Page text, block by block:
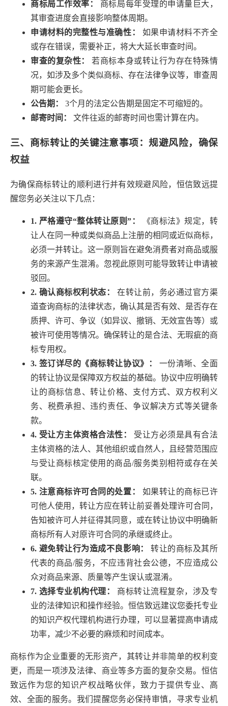
商标局工作效率：
商标局每年受理的申请量巨大，
其审查进度会直接影响整体周期。
申请材料的完整性与准确性：
如果申请材料不齐全
或存在错误，需要补正，将大大延长审查时间。
审查的复杂性：
若商标本身或转让行为存在特殊情
况，如涉及多个类似商标、存在法律争议等，审查周
期可能会更长。
公告期：
3个月的法定公告期是固定不可缩短的。
邮寄时间：
文件往返的邮寄时间也需计算在内。
三、商标转让的关键注意事项：规避风险，确保
权益
为确保商标转让的顺利进行并有效规避风险，恒信致远提
醒您务必关注以下几点：
1. 严格遵守“整体转让原则”：
《商标法》规定，转
让人在同一种或类似商品上注册的相同或近似商标，
必须一并转让。这一原则旨在避免消费者对商品或服
务的来源产生混淆。忽视此原则可能导致转让申请被
驳回。
2. 确认商标权利状态：
在转让前，务必通过官方渠
道查询商标的法律状态，确认其是否有效、是否存在
质押、许可、争议（如异议、撤销、无效宣告等）或
被许可使用等情况。确保转让的是合法、无瑕疵的商
标专用权。
3. 签订详尽的《商标转让协议》：
一份清晰、全面
的转让协议是保障双方权益的基础。协议中应明确转
让的商标信息、转让价格、支付方式、双方权利义
务、税费承担、违约责任、争议解决方式等关键条
款。
4. 受让方主体资格合法性：
受让方必须是具有合法
主体资格的法人、其他组织或自然人，且经营范围应
与受让商标核定使用的商品/服务类别相符或存在关
联。
5. 注意商标许可合同的处置：
如果转让的商标已许
可他人使用，转让方应在转让前妥善处理许可合同，
告知被许可人并征得其同意，或在转让协议中明确新
商标所有人对原许可合同的承继或终止。
6. 避免转让行为造成不良影响：
转让的商标及其所
代表的商品/服务，不应违背社会公德，不应造成公
众对商品来源、质量等产生误认或混淆。
7. 选择专业机构代理：
商标转让流程复杂，涉及专
业的法律知识和操作经验。恒信致远建议您委托专业
的知识产权代理机构进行办理，可以显著提高申请成
功率，减少不必要的麻烦和时间成本。
商标作为企业重要的无形资产，其转让并非简单的权利变
更，而是一项涉及法律、商业等多方面的复杂交易。恒信
致远作为您的知识产权战略伙伴，致力于提供专业、高
效、全面的服务。我们提醒您务必保持审慎，寻求专业机